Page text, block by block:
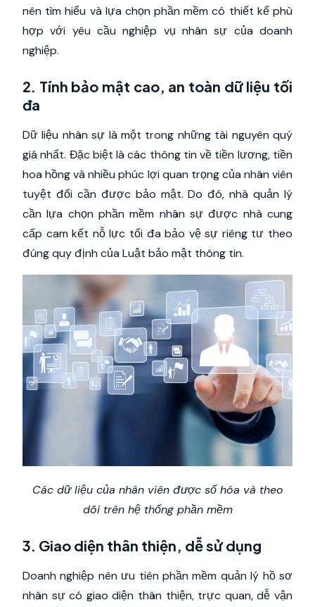
nên tìm hiểu và lựa chọn phần mềm có thiết kế phù
hợp với yêu cầu nghiệp vụ nhân sự của doanh
nghiệp.
2. Tính bảo mật cao, an toàn dữ liệu tối
đa
Dữ liệu nhân sự là một trong những tài nguyên quý
giá nhất. Đặc biệt là các thông tin về tiền lương, tiền
hoa hồng và nhiều phúc lợi quan trọng của nhân viên
tuyệt đối cần được bảo mật. Do đó, nhà quản lý
cần lựa chọn phần mềm nhân sự được nhà cung
cấp cam kết nỗ lực tối đa bảo vệ sự riêng tư theo
đúng quy định của Luật bảo mật thông tin.
Các dữ liệu của nhân viên được số hóa và theo
dõi trên hệ thống phần mềm
3. Giao diện thân thiện, dễ sử dụng
Doanh nghiệp nên ưu tiên phần mềm quản lý hồ sơ
nhân sự có giao diện thân thiện, trực quan, dễ vận